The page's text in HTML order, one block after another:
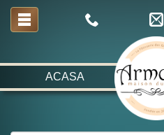
ACASA